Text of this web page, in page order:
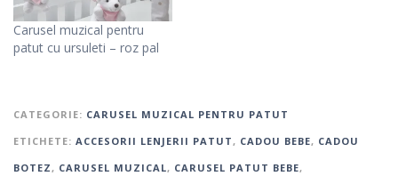
Carusel muzical pentru
patut cu ursuleti – roz pal
CATEGORIE: CARUSEL MUZICAL PENTRU PATUT
ETICHETE: ACCESORII LENJERII PATUT, CADOU BEBE, CADOU
BOTEZ, CARUSEL MUZICAL, CARUSEL PATUT BEBE,